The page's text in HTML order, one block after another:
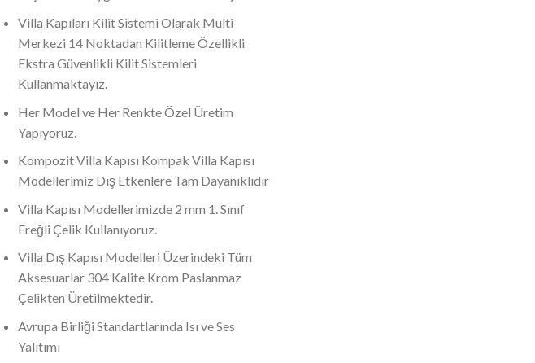
Villa Kapıları Kilit Sistemi Olarak Multi
Merkezi 14 Noktadan Kilitleme Özellikli
Ekstra Güvenlikli Kilit Sistemleri
Kullanmaktayız.
Her Model ve Her Renkte Özel Üretim
Yapıyoruz.
Kompozit Villa Kapısı Kompak Villa Kapısı
Modellerimiz Dış Etkenlere Tam Dayanıklıdır
Villa Kapısı Modellerimizde 2 mm 1. Sınıf
Ereğli Çelik Kullanıyoruz.
Villa Dış Kapısı Modelleri Üzerindeki Tüm
Aksesuarlar 304 Kalite Krom Paslanmaz
Çelikten Üretilmektedir.
Avrupa Birliği Standartlarında Isı ve Ses
Yalıtımı